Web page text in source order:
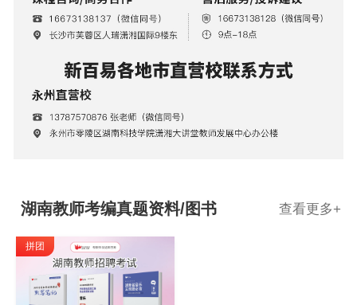
湖南教师考编真题资料/图书 查看更多+
拼团